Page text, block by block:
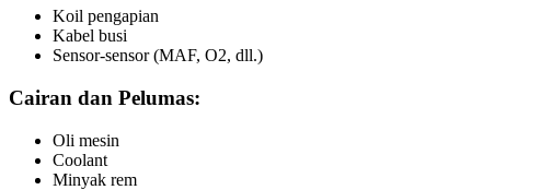
Koil pengapian
Kabel busi
Sensor-sensor (MAF, O2, dll.)
Cairan dan Pelumas:
Oli mesin
Coolant
Minyak rem